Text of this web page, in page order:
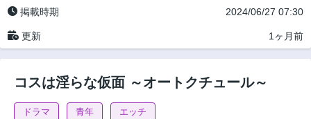
掲載時期 2024/06/27 07:30
更新 1ヶ月前
コスは淫らな仮面 ～オートクチュール～
ドラマ 青年 エッチ